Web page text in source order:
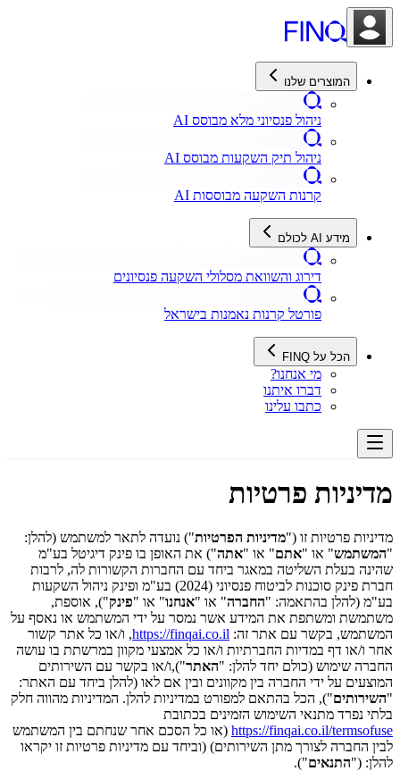
המוצרים שלנו
ניהול פנסיוני מלא מבוסס AI
ניהול תיק השקעות מבוסס AI
קרנות השקעה מבוססות AI
מידע AI לכולם
דירוג והשוואת מסלולי השקעה פנסיונים
פורטל קרנות נאמנות בישראל
הכל על FINQ
מי אנחנו?
דברו איתנו
כתבו עלינו
מדיניות פרטיות
מדיניות פרטיות זו ("מדיניות הפרטיות") נועדה לתאר למשתמש (להלן:
"המשתמש" או "אתם" או "אתה") את האופן בו פינק דיגיטל בע"מ
שהינה בעלת השליטה במאגר ביחד עם החברות הקשורות לה, לרבות
חברת פינק סוכנות לביטוח פנסיוני (2024) בע"מ ופינק ניהול השקעות
בע"מ (להלן בהתאמה: "החברה" או "אנחנו" או "פינק"), אוספת,
משתמשת ומשתפת את המידע אשר נמסר על ידי המשתמש או נאסף על
המשתמש, בקשר עם אתר זה: https://finqai.co.il, ו/או כל אתר קשור
אחר ו/או דף במדיות החברתיות ו/או כל אמצעי מקוון במרשתת בו עושה
החברה שימוש (כולם יחד להלן: "האתר"),ו/או בקשר עם השירותים
המוצעים על ידי החברה בין מקוונים ובין אם לאו (להלן ביחד עם האתר:
"השירותים"), הכל בהתאם למפורט במדיניות להלן. המדיניות מהווה חלק
בלתי נפרד מתנאי השימוש הזמינים בכתובת
https://finqai.co.il/termsofuse (או כל הסכם אחר שנחתם בין המשתמש
לבין החברה לצורך מתן השירותים) (וביחד עם מדיניות פרטיות זו יקראו
להלן: ("התנאים").